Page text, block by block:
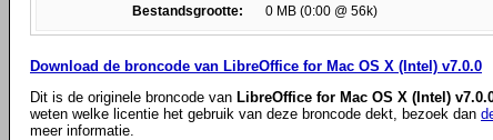
Bestandsgrootte: 0 MB (0:00 @ 56k)
Download de broncode van LibreOffice for Mac OS X (Intel) v7.0.0
Dit is de originele broncode van LibreOffice for Mac OS X (Intel)
weten welke licentie het gebruik van deze broncode dekt, bezoek dan
meer informatie.